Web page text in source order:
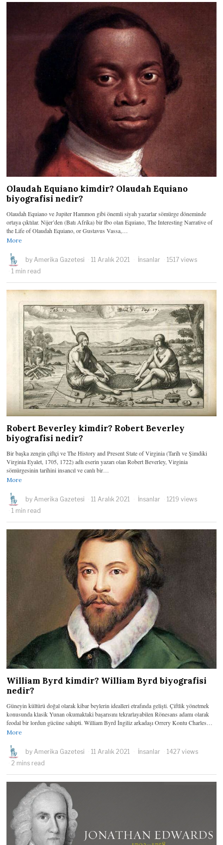
Olaudah Equiano kimdir? Olaudah Equiano
biyografisi nedir?
Olaudah Equiano ve Jupiter Hammon gibi önemli siyah yazarlar sömürge döneminde
ortaya çıktılar. Nijer’den (Batı Afrika) bir Ibo olan Equiano, The Interesting Narrative of
the Life of Olaudah Equiano, or Gustavus Vassa,…
More
by Amerika Gazetesi 11 Aralık 2021 İnsanlar
1517 views
1 min read
Robert Beverley kimdir? Robert Beverley
biyografisi nedir?
Bir başka zengin çiftçi ve The History and Present State of Virginia (Tarih ve Şimdiki
Virginia Eyalet, 1705, 1722) adlı eserin yazarı olan Robert Beverley, Virginia
sömürgesinin tarihini insancıl ve canlı bir…
More
by Amerika Gazetesi 11 Aralık 2021 İnsanlar
1219 views
1 min read
William Byrd kimdir? William Byrd biyografisi
nedir?
Güneyin kültürü doğal olarak kibar beylerin idealleri etrafında gelişti. Çiftlik yönetmek
konusunda klasik Yunan okumaktaki başarısını tekrarlayabilen Rönesans adamı olarak
feodal bir lordun gücüne sahipti. William Byrd İngiliz arkadaşı Orrery Kontu Charles…
More
by Amerika Gazetesi 11 Aralık 2021 İnsanlar
1427 views
2 mins read